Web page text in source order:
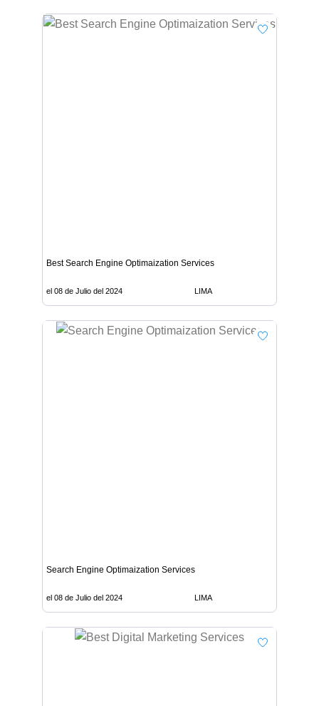
Best Search Engine Optimaization Services
el 08 de Julio del 2024 LIMA
Search Engine Optimaization Services
el 08 de Julio del 2024 LIMA